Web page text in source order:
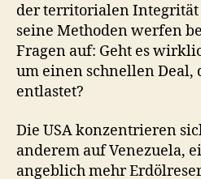
der territorialen Integrität
seine Methoden werfen
Fragen auf: Geht es
um einen schnellen Deal,
entlastet?
Die USA konzentrieren
anderem auf Venezuela,
angeblich mehr